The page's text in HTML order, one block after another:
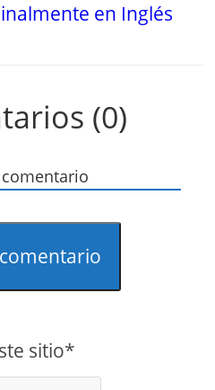
en Inglés
(0)
sitio*